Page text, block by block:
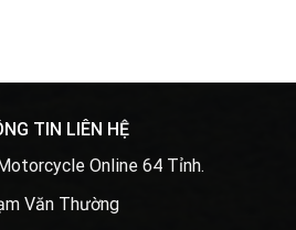
TIN LIÊN HỆ
Online 64 Tỉnh.
Văn Thường